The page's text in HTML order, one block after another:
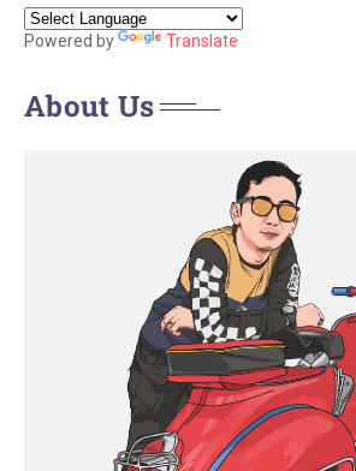
Powered by Translate
About Us